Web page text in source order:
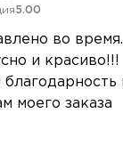
5.00
во
и красиво!!!
моего заказа